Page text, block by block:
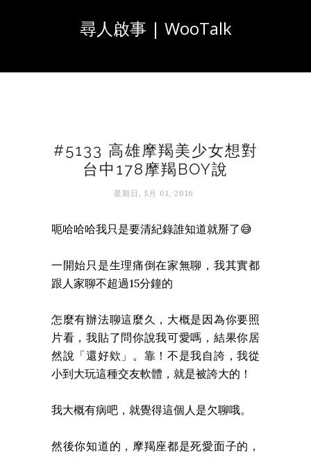
尋人啟事 | WooTalk
#5133 高雄摩羯美少女想對
台中178摩羯BOY說
星期日, 5月 01, 2016
呃哈哈哈我只是要清紀錄誰知道就掰了😅
一開始只是生理痛倒在家無聊，我其實都
跟人家聊不超過15分鐘的
怎麼有辦法聊這麼久，大概是因為你要照
片看，我貼了問你說我可愛嗎，結果你居
然說「還好欸」。靠！不是我自誇，我從
小到大玩這種交友軟體，就是被誇大的！
我大概有病吧，就覺得這個人是欠聊哦。
然後你知道的，摩羯座都是死愛面子的，